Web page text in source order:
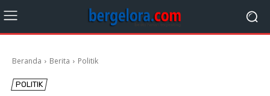
Beranda Berita Politik
POLITIK